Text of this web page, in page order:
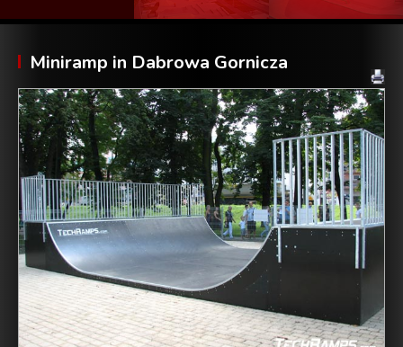
Miniramp in Dabrowa Gornicza